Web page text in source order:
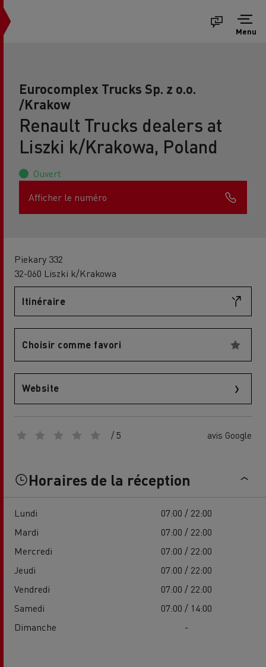
Menu
Eurocomplex Trucks Sp. z o.o.
/Krakow
Renault Trucks dealers at
Liszki k/Krakowa, Poland
Ouvert
Afficher le numéro
Piekary 332
32-060 Liszki k/Krakowa
Itinéraire
Choisir comme favori
Website
/ 5 avis Google
Horaires de la réception
Lundi
07:00 / 22:00
Mardi
07:00 / 22:00
Mercredi
07:00 / 22:00
Jeudi
07:00 / 22:00
Vendredi
07:00 / 22:00
Samedi
07:00 / 14:00
Dimanche
-